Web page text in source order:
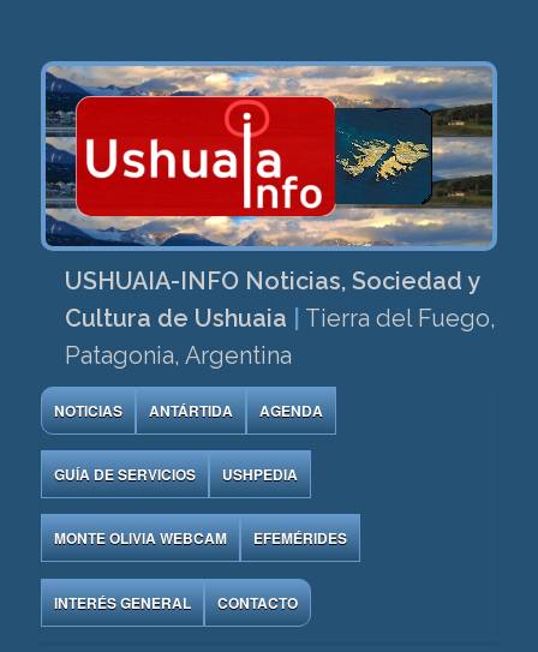
USHUAIA-INFO Noticias, Sociedad y
Cultura de Ushuaia
Tierra del Fuego,
Patagonia, Argentina
NOTICIAS ANTÁRTIDA AGENDA
GUÍA DE SERVICIOS USHPEDIA
MONTE OLIVIA WEBCAM EFEMÉRIDES
INTERÉS GENERAL CONTACTO